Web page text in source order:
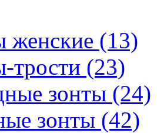
женские (13)
трости (23)
зонты (24)
зонты (42)